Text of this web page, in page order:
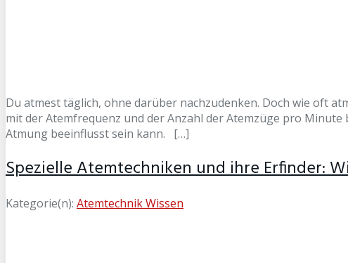
Du atmest täglich, ohne darüber nachzudenken. Doch wie oft
mit der Atemfrequenz und der Anzahl der Atemzüge pro
Atmung beeinflusst sein kann. […]
Spezielle Atemtechniken und ihre Erfinder:
Kategorie(n): Atemtechnik Wissen